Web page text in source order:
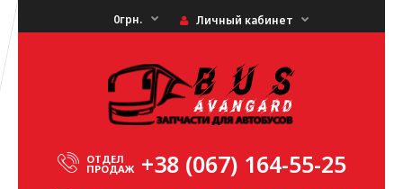
0грн. Личный кабинет
ОТДЕЛ
ПРОДАЖ +38 (067) 164-55-25